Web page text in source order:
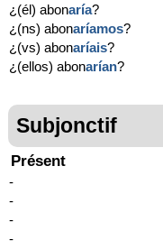
¿(él) abonaría?
¿(ns) abonaríamos?
¿(vs) abonaríais?
¿(ellos) abonarían?
Subjonctif
Présent
-
-
-
-